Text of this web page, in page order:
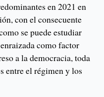
en 2021 en
con el consecuente
se puede estudiar
como factor
a la democracia, toda
entre el régimen y los